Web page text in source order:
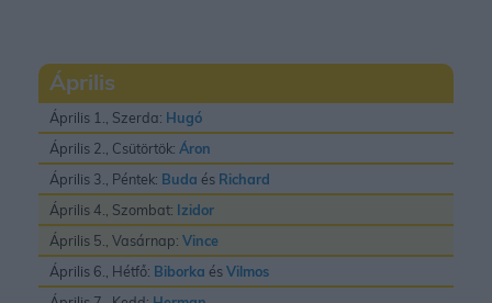
Április
Április 1., Szerda: Hugó
Április 2., Csütörtök: Áron
Április 3., Péntek: Buda és Richard
Április 4., Szombat: Izidor
Április 5., Vasárnap: Vince
Április 6., Hétfő: Biborka ésVilmos